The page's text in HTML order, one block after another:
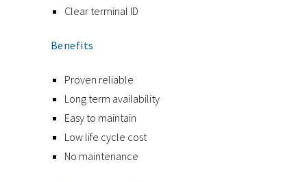
Clear terminal ID
Benefits
Proven reliable
Long term availability
Easy to maintain
Low life cycle cost
No maintenance